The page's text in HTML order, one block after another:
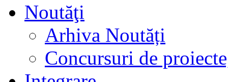
Noutăţi
Arhiva Noutăți
Concursuri de